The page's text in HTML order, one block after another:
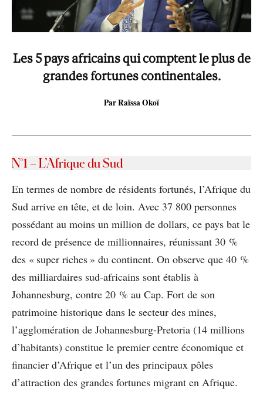
Les 5 pays africains qui comptent le plus de
grandes fortunes continentales.
Par Raïssa Okoï
N°1 – L’Afrique du Sud
En termes de nombre de résidents fortunés, l’Afrique du
Sud arrive en tête, et de loin. Avec 37 800 personnes
possédant au moins un million de dollars, ce pays bat le
record de présence de millionnaires, réunissant 30 %
des « super riches » du continent. On observe que 40 %
des milliardaires sud-africains sont établis à
Johannesburg, contre 20 % au Cap. Fort de son
patrimoine historique dans le secteur des mines,
l’agglomération de Johannesburg-Pretoria (14 millions
d’habitants) constitue le premier centre économique et
financier d’Afrique et l’un des principaux pôles
d’attraction des grandes fortunes migrant en Afrique.